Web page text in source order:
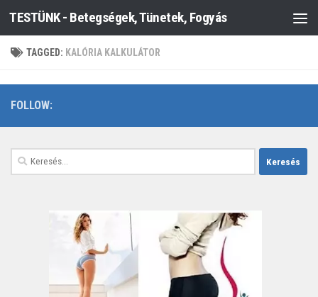
Skip to content
TESTÜNK - Betegségek, Tünetek, Fogyás
TAGGED: KALÓRIA KALKULÁTOR
FOLLOW:
Keresés: